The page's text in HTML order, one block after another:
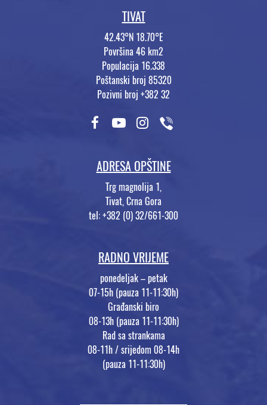
TIVAT
42.43°N 18.70°E
Površina 46 km2
Populacija 16.338
Poštanski broj 85320
Pozivni broj +382 32
ADRESA OPŠTINE
Trg magnolija 1,
Tivat, Crna Gora
tel: +382 (0) 32/661-300
RADNO VRIJEME
ponedeljak – petak
07-15h (pauza 11-11:30h)
Građanski biro
08-13h (pauza 11-11:30h)
Rad sa strankama
08-11h / srijedom 08-14h
(pauza 11-11:30h)